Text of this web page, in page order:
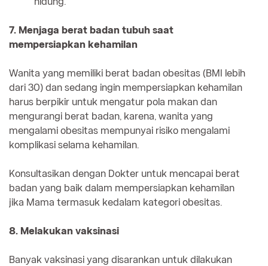
7. Menjaga berat badan tubuh saat
mempersiapkan kehamilan
Wanita yang memiliki berat badan obesitas (BMI lebih
dari 30) dan sedang ingin mempersiapkan kehamilan
harus berpikir untuk mengatur pola makan dan
mengurangi berat badan, karena, wanita yang
mengalami obesitas mempunyai risiko mengalami
komplikasi selama kehamilan.
Konsultasikan dengan Dokter untuk mencapai berat
badan yang baik dalam mempersiapkan kehamilan
jika Mama termasuk kedalam kategori obesitas.
8. Melakukan vaksinasi
Banyak vaksinasi yang disarankan untuk dilakukan